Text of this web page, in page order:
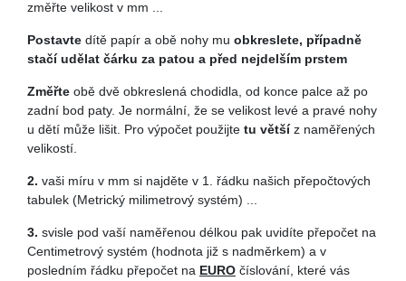
změřte velikost v mm ...
Postavte dítě papír a obě nohy mu obkreslete, případně
stačí udělat čárku za patou a před nejdelším prstem
Změřte obě dvě obkreslená chodidla, od konce palce až po
zadní bod paty. Je normální, že se velikost levé a pravé nohy
u dětí může lišit. Pro výpočet použijte tu většíz naměřených
velikostí.
2. vaši míru v mm si najděte v 1. řádku našich přepočtových
tabulek (Metrický milimetrový systém) ...
3. svisle pod vaší naměřenou délkou pak uvidíte přepočet na
Centimetrový systém (hodnota již s nadměrkem) a v
posledním řádku přepočet na EURO číslování, které vás